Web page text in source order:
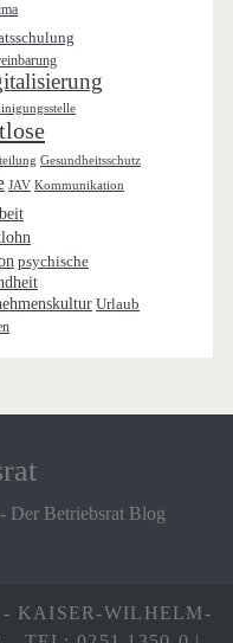
Gesundheitsschutz
JAV Kommunikation
psychische
Urlaub
Der Betriebsrat Blog
KAISER-WILHELM-